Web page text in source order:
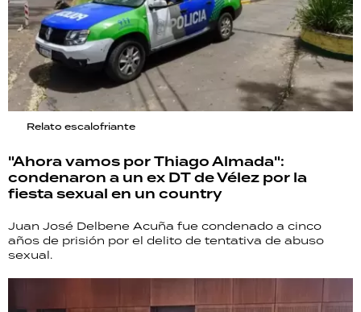
Relato escalofriante
"Ahora vamos por Thiago Almada":
condenaron a un ex DT de Vélez por la
fiesta sexual en un country
Juan José Delbene Acuña fue condenado a cinco
años de prisión por el delito de tentativa de abuso
sexual.